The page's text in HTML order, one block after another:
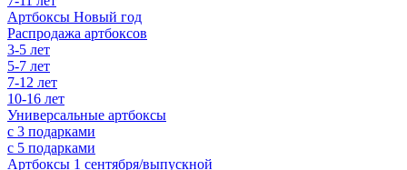
Артбоксы Новый год
Распродажа артбоксов
3-5 лет
5-7 лет
7-12 лет
10-16 лет
Универсальные артбоксы
с 3 подарками
с 5 подарками
Артбоксы 1 сентября/выпускной